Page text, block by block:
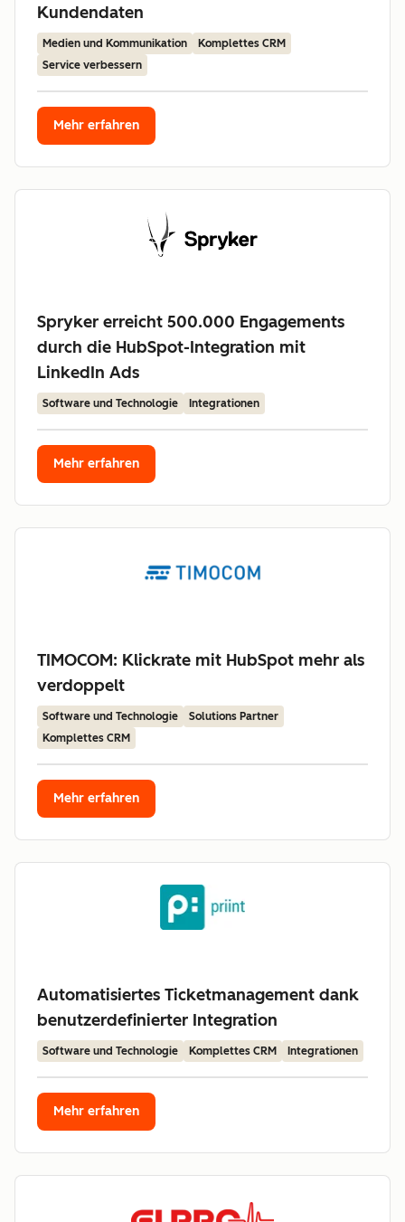
Kundendaten
Medien und Kommunikation
Komplettes CRM
Service verbessern
Mehr erfahren
Spryker erreicht 500.000 Engagements
durch die HubSpot-Integration mit
LinkedIn Ads
Software und Technologie Integrationen
Mehr erfahren
TIMOCOM: Klickrate mit HubSpot mehr als
verdoppelt
Software und Technologie
Solutions Partner
Komplettes CRM
Mehr erfahren
Automatisiertes Ticketmanagement dank
benutzerdefinierter Integration
Software und Technologie Komplettes CRM Integrationen
Mehr erfahren